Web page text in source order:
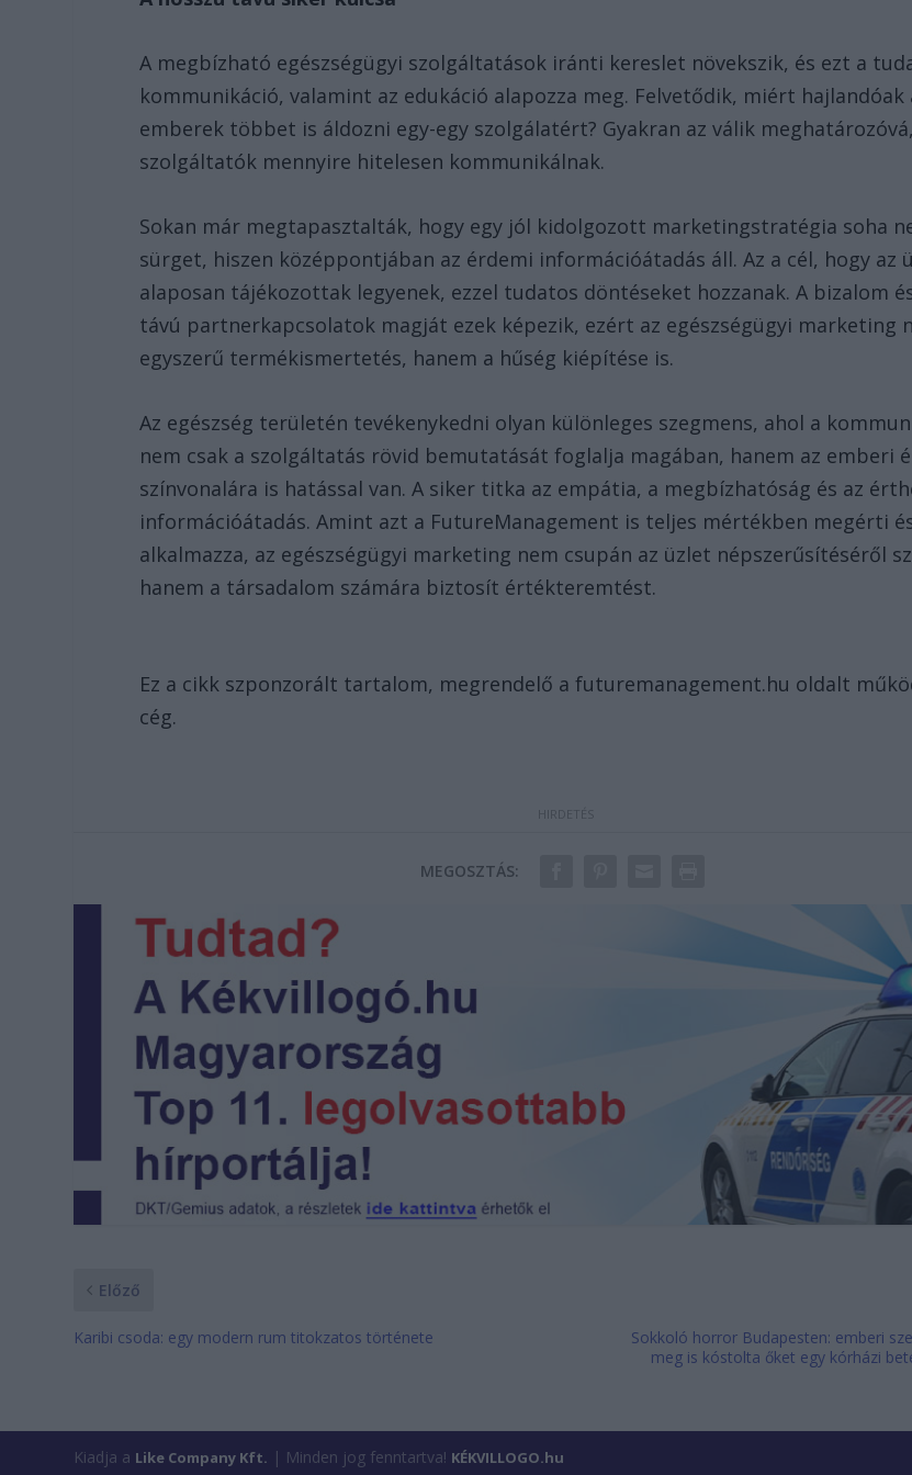
A megbízható egészségügyi szolgáltatások iránti kereslet növekszik, és ezt a
kommunikáció, valamint az edukáció alapozza meg. Felvetődik, miért hajlandóak
emberek többet is áldozni egy-egy szolgálatért? Gyakran az válik
szolgáltatók mennyire hitelesen kommunikálnak.
Sokan már megtapasztalták, hogy egy jól kidolgozott marketingstratégia soha
sürget, hiszen középpontjában az érdemi információátadás áll. Az a cél, hogy az
alaposan tájékozottak legyenek, ezzel tudatos döntéseket hozzanak. A bizalom
távú partnerkapcsolatok magját ezek képezik, ezért az egészségügyi marketing
egyszerű termékismertetés, hanem a hűség kiépítése is.
Az egészség területén tevékenykedni olyan különleges szegmens, ahol a
nem csak a szolgáltatás rövid bemutatását foglalja magában, hanem az emberi
színvonalára is hatással van. A siker titka az empátia, a megbízhatóság és az
információátadás. Amint azt a FutureManagement is teljes mértékben megérti
alkalmazza, az egészségügyi marketing nem csupán az üzlet népszerűsítéséről
hanem a társadalom számára biztosít értékteremtést.
Ez a cikk szponzorált tartalom, megrendelő a futuremanagement.hu oldalt
cég.
MEGOSZTÁS:
Előző
Karibi csoda: egy modern rum titokzatos története
Sokkoló horror Budapesten: emberi
meg is kóstolta őket egy kórházi
Kiadja a Like Company Kft. | Minden jog fenntartva! KÉKVILLOGO.hu